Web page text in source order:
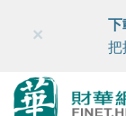
財華智庫網
×
下
把